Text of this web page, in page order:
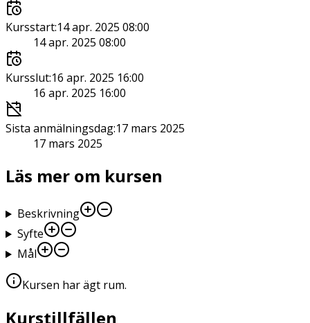
Kursstart:14 apr. 2025 08:00
14 apr. 2025 08:00
Kursslut:16 apr. 2025 16:00
16 apr. 2025 16:00
Sista anmälningsdag:17 mars 2025
17 mars 2025
Läs mer om kursen
Beskrivning
Syfte
Mål
Kursen har ägt rum.
Kurstillfällen